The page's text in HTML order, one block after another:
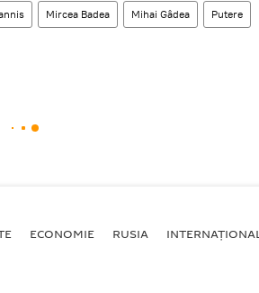
Mircea Badea Mihai Gâdea Putere
ECONOMIE RUSIA INTERNAŢIONAL